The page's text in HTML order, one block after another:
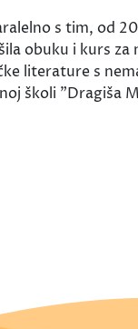
s tim, od
obuku i kurs
literature s
školi "Dragiša